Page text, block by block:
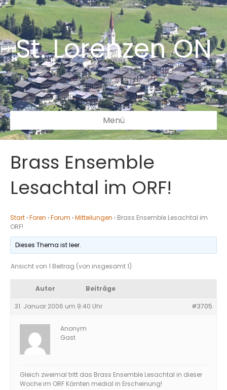
St. Lorenzen ON
Menü
Brass Ensemble
Lesachtal im ORF!
Start ›Foren ›Forum ›Mitteilungen › Brass Ensemble Lesachtal im
ORF!
Dieses Thema ist leer.
Ansicht von 1 Beitrag (von insgesamt 1)
Autor Beiträge
31. Januar 2006 um 9:40 Uhr #3705
Anonym
Gast
Gleich zweimal tritt das Brass Ensemble Lesachtal in dieser
Woche im ORF Kärnten medial in Erscheinung!